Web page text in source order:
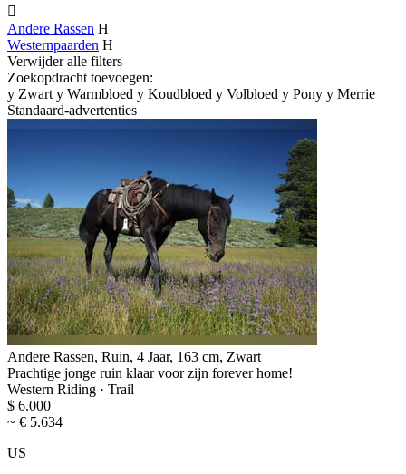

Andere Rassen H
Westernpaarden H
Verwijder alle filters
Zoekopdracht toevoegen:
y Zwart y Warmbloed y Koudbloed y Volbloed y Pony y Merrie
Standaard-advertenties
Andere Rassen, Ruin, 4 Jaar, 163 cm, Zwart
Prachtige jonge ruin klaar voor zijn forever home!
Western Riding · Trail
$ 6.000
~ € 5.634
US